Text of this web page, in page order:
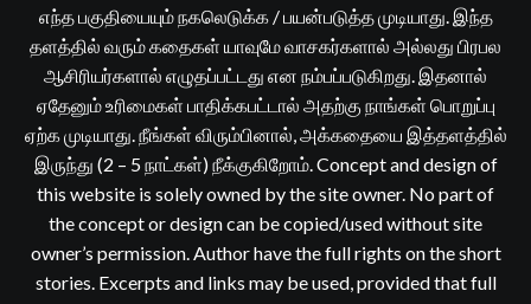
எந்த பகுதியையும் நகலெடுக்க / பயன்படுத்த முடியாது. இந்த
தளத்தில் வரும் கதைகள் யாவுமே வாசகர்களால் அல்லது பிரபல
ஆசிரியர்களால் எழுதப்பட்டது என நம்பப்படுகிறது. இதனால்
ஏதேனும் உரிமைகள் பாதிக்கபட்டால் அதற்கு நாங்கள் பொறுப்பு
ஏற்க முடியாது. நீங்கள் விரும்பினால், அக்கதையை இத்தளத்தில்
இருந்து (2 – 5 நாட்கள்) நீக்குகிறோம். Concept and design of
this website is solely owned by the site owner. No part of
the concept or design can be copied/used without site
owner’s permission. Author have the full rights on the short
stories. Excerpts and links may be used, provided that full